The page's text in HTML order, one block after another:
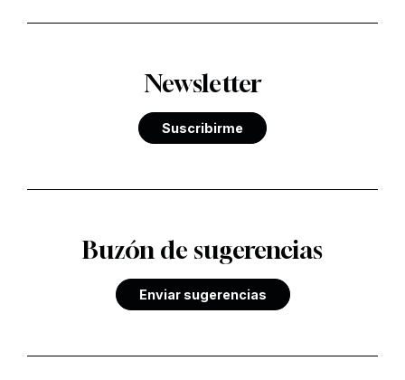
Newsletter
Suscribirme
Buzón de sugerencias
Enviar sugerencias